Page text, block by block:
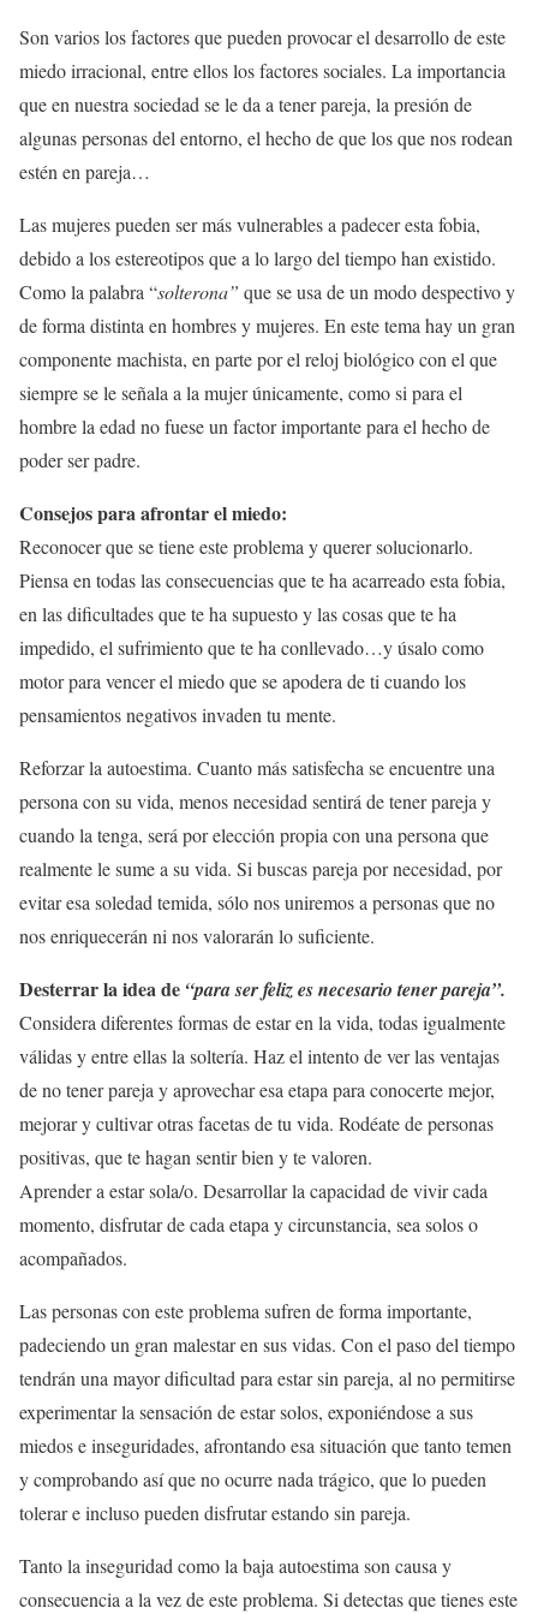
Son varios los factores que pueden provocar el desarrollo de este
miedo irracional, entre ellos los factores sociales. La importancia
que en nuestra sociedad se le da a tener pareja, la presión de
algunas personas del entorno, el hecho de que los que nos rodean
estén en pareja…
Las mujeres pueden ser más vulnerables a padecer esta fobia,
debido a los estereotipos que a lo largo del tiempo han existido.
Como la palabra “solterona” que se usa de un modo despectivo y
de forma distinta en hombres y mujeres. En este tema hay un gran
componente machista, en parte por el reloj biológico con el que
siempre se le señala a la mujer únicamente, como si para el
hombre la edad no fuese un factor importante para el hecho de
poder ser padre.
Consejos para afrontar el miedo:
Reconocer que se tiene este problema y querer solucionarlo.
Piensa en todas las consecuencias que te ha acarreado esta fobia,
en las dificultades que te ha supuesto y las cosas que te ha
impedido, el sufrimiento que te ha conllevado…y úsalo como
motor para vencer el miedo que se apodera de ti cuando los
pensamientos negativos invaden tu mente.
Reforzar la autoestima. Cuanto más satisfecha se encuentre una
persona con su vida, menos necesidad sentirá de tener pareja y
cuando la tenga, será por elección propia con una persona que
realmente le sume a su vida. Si buscas pareja por necesidad, por
evitar esa soledad temida, sólo nos uniremos a personas que no
nos enriquecerán ni nos valorarán lo suficiente.
Desterrar la idea de “para ser feliz es necesario tener pareja”.
Considera diferentes formas de estar en la vida, todas igualmente
válidas y entre ellas la soltería. Haz el intento de ver las ventajas
de no tener pareja y aprovechar esa etapa para conocerte mejor,
mejorar y cultivar otras facetas de tu vida. Rodéate de personas
positivas, que te hagan sentir bien y te valoren.
Aprender a estar sola/o. Desarrollar la capacidad de vivir cada
momento, disfrutar de cada etapa y circunstancia, sea solos o
acompañados.
Las personas con este problema sufren de forma importante,
padeciendo un gran malestar en sus vidas. Con el paso del tiempo
tendrán una mayor dificultad para estar sin pareja, al no permitirse
experimentar la sensación de estar solos, exponiéndose a sus
miedos e inseguridades, afrontando esa situación que tanto temen
y comprobando así que no ocurre nada trágico, que lo pueden
tolerar e incluso pueden disfrutar estando sin pareja.
Tanto la inseguridad como la baja autoestima son causa y
consecuencia a la vez de este problema. Si detectas que tienes este